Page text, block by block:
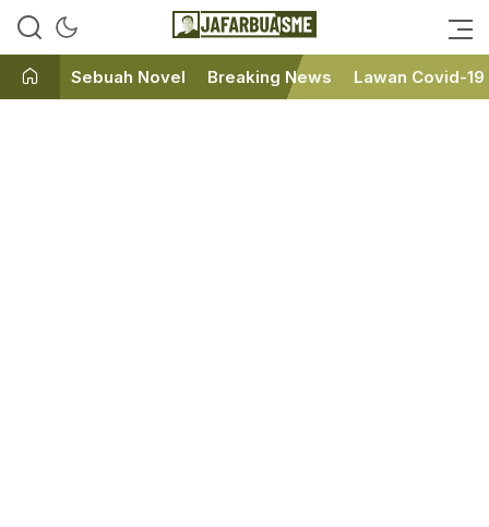
JafarBua
Ini bukan Media Online, Ini
Sebuah Novel Breaking News Lawan Covid-19